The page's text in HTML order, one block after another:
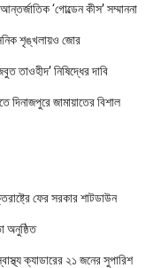
‘গোল্ডেন কীস’ সম্মাননা
শৃঙ্খলায়ও জোর
তাওহীদ’ নিষিদ্ধের দাবি
দিনাজপুরে জামায়াতের বিশাল
ফের সরকার শাটডাউন
অনুষ্ঠিত
ক্যাডারের ২১ জনের সুপারিশ